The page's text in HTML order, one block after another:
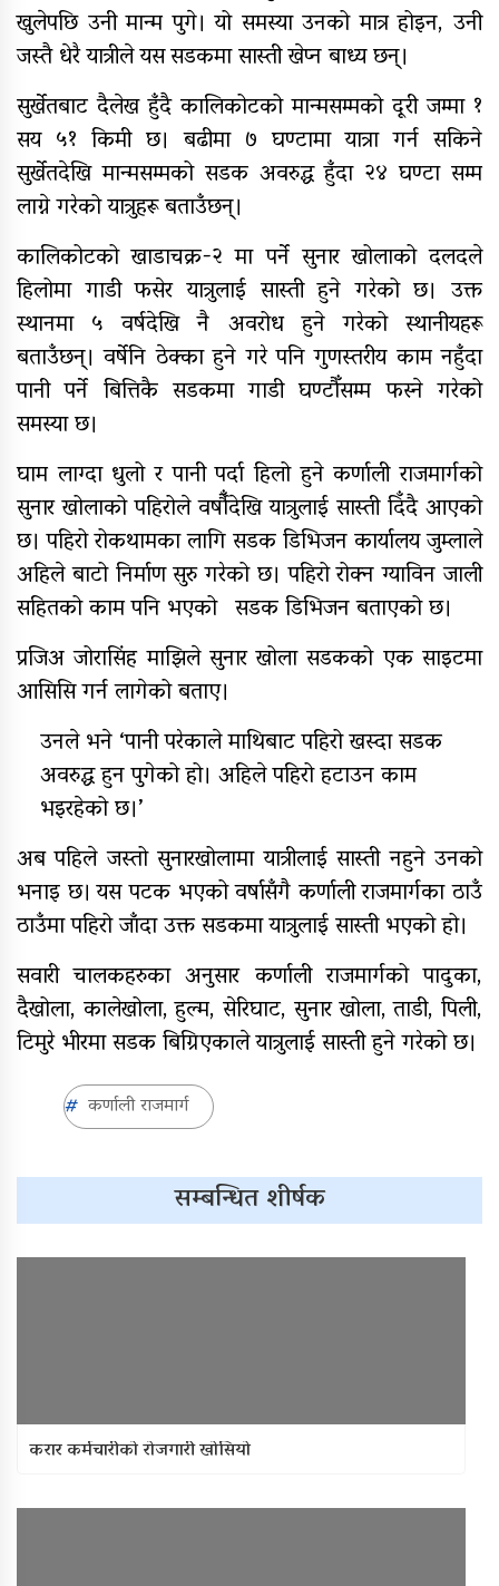
यौनिक तथा लैङ्गिक अल्पसंख्यक
बालबालिका तथा समुदायका मुद्दाका
विषयमा शिक्षकहरुलाई तालिम
राष्ट्रपति रनिङ शिल्डको जिल्ला स्तरीय
प्रतियोगिता सुरु
गर्भवतीको हेलिकप्टरबाट उद्धार
आर्थिक गणनाकाे लागि खटिए गणक
आजदेखि देशभर आर्थिक गणना सुरु हुँदै
घाइते
सामुदायिक विद्यालयलाई
फुटबल हस्तान्तरण
खुलेपछि उनी मान्म पुगे। यो समस्या उनको मात्र होइन, उनी
जस्तै धेरै यात्रीले यस सडकमा सास्ती खेप्न बाध्य छन्।
सुर्खेतबाट दैलेख हुँदै कालिकोटको मान्मसम्मको दूरी जम्मा १
सय ५१ किमी छ। बढीमा ७ घण्टामा यात्रा गर्न सकिने
सुर्खेतदेखि मान्मसम्मको सडक अवरुद्ध हुँदा २४ घण्टा सम्म
लाग्ने गरेको यात्रुहरू बताउँछन्।
कालिकोटको खाडाचक्र-२ मा पर्ने सुनार खोलाको दलदले
हिलोमा गाडी फसेर यात्रुलाई सास्ती हुने गरेको छ। उक्त
स्थानमा ५ वर्षदेखि नै अवरोध हुने गरेको स्थानीयहरू
बताउँछन्। वर्षेनि ठेक्का हुने गरे पनि गुणस्तरीय काम नहुँदा
पानी पर्ने बित्तिकै सडकमा गाडी घण्टौँसम्म फस्ने गरेको
समस्या छ।
घाम लाग्दा धुलो र पानी पर्दा हिलो हुने कर्णाली राजमार्गको
सुनार खोलाको पहिरोले वर्षौँदेखि यात्रुलाई सास्ती दिँदै आएको
छ। पहिरो रोकथामका लागि सडक डिभिजन कार्यालय जुम्लाले
अहिले बाटो निर्माण सुरु गरेको छ। पहिरो रोक्न ग्याविन जाली
सहितको काम पनि भएको सडक डिभिजन बताएको छ।
प्रजिअ जोरासिंह माझिले सुनार खोला सडकको एक साइटमा
आसिसि गर्न लागेको बताए।
उनले भने ‘पानी परेकाले माथिबाट पहिरो खस्दा सडक
अवरुद्ध हुन पुगेको हो। अहिले पहिरो हटाउन काम
भइरहेको छ।’
अब पहिले जस्तो सुनारखोलामा यात्रीलाई सास्ती नहुने उनको
भनाइ छ। यस पटक भएको वर्षासँगै कर्णाली राजमार्गका ठाउँ
ठाउँमा पहिरो जाँदा उक्त सडकमा यात्रुलाई सास्ती भएको हो।
सवारी चालकहरुका अनुसार कर्णाली राजमार्गको पादुका,
दैखोला, कालेखोला, हुल्म, सेरिघाट, सुनार खोला, ताडी, पिली,
टिमुरे भीरमा सडक बिग्रिएकाले यात्रुलाई सास्ती हुने गरेको छ।
कर्णाली राजमार्ग
सम्बन्धित शीर्षक
करार कर्मचारीको रोजगारी खोसियो